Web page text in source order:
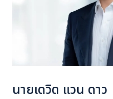
นายเดวิด แวน ดาว